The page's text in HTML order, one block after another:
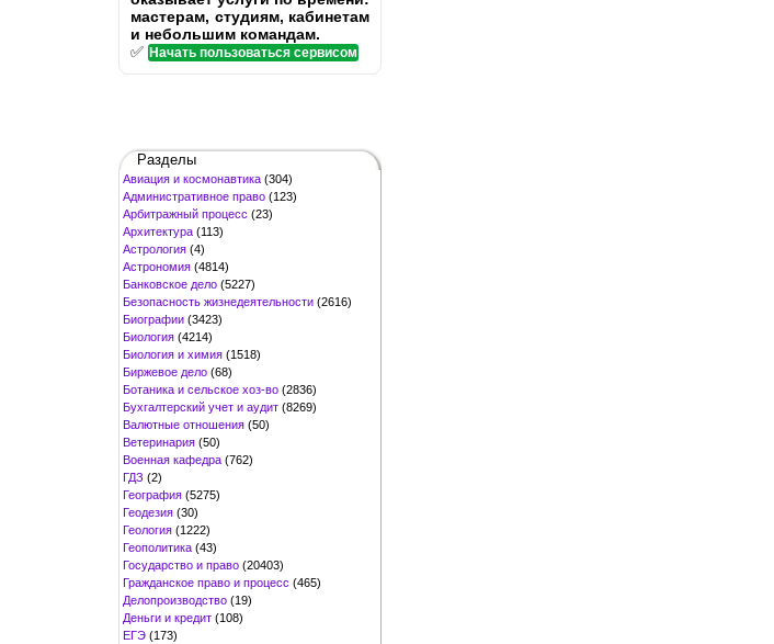
мастерам, студиям, кабинетам
и небольшим командам.
✅ Начать пользоваться сервисом
Разделы
Авиация и космонавтика (304)
Административное право (123)
Арбитражный процесс (23)
Архитектура (113)
Астрология (4)
Астрономия (4814)
Банковское дело (5227)
Безопасность жизнедеятельности (2616)
Биографии (3423)
Биология (4214)
Биология и химия (1518)
Биржевое дело (68)
Ботаника и сельское хоз-во (2836)
Бухгалтерский учет и аудит (8269)
Валютные отношения (50)
Ветеринария (50)
Военная кафедра (762)
ГДЗ (2)
География (5275)
Геодезия (30)
Геология (1222)
Геополитика (43)
Государство и право (20403)
Гражданское право и процесс (465)
Делопроизводство (19)
Деньги и кредит (108)
ЕГЭ (173)